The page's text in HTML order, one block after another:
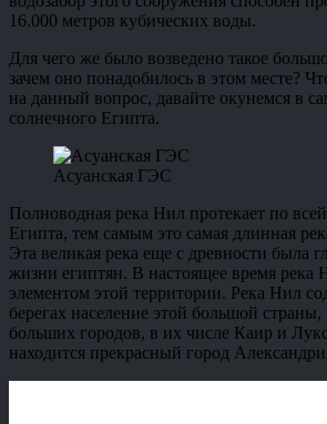
16.000 метров кубических воды.
Для чего же было возведено такое
зачем оно понадобилось в этом месте?
на данный вопрос, давайте окунемся в
солнечного Египта.
Асуанская ГЭС
Полноводная река Нил протекает по
Египта, тем самым это самая длинная
Эта великая река еще с древности была
жизни египтян. В настоящее время река
элементом этой территории. Река Нил
берегах население этой большой страны,
больших городов, в их числе Каир и
находится прекрасный город